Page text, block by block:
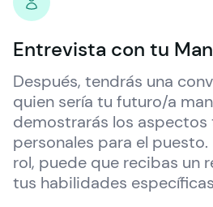
Entrevista con tu
Después, tendrás una
quien sería tu futuro/a
demostrarás los
personales para el
rol, puede que recibas un
tus habilidades